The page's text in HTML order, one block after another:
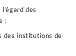
des
:
des institutions de